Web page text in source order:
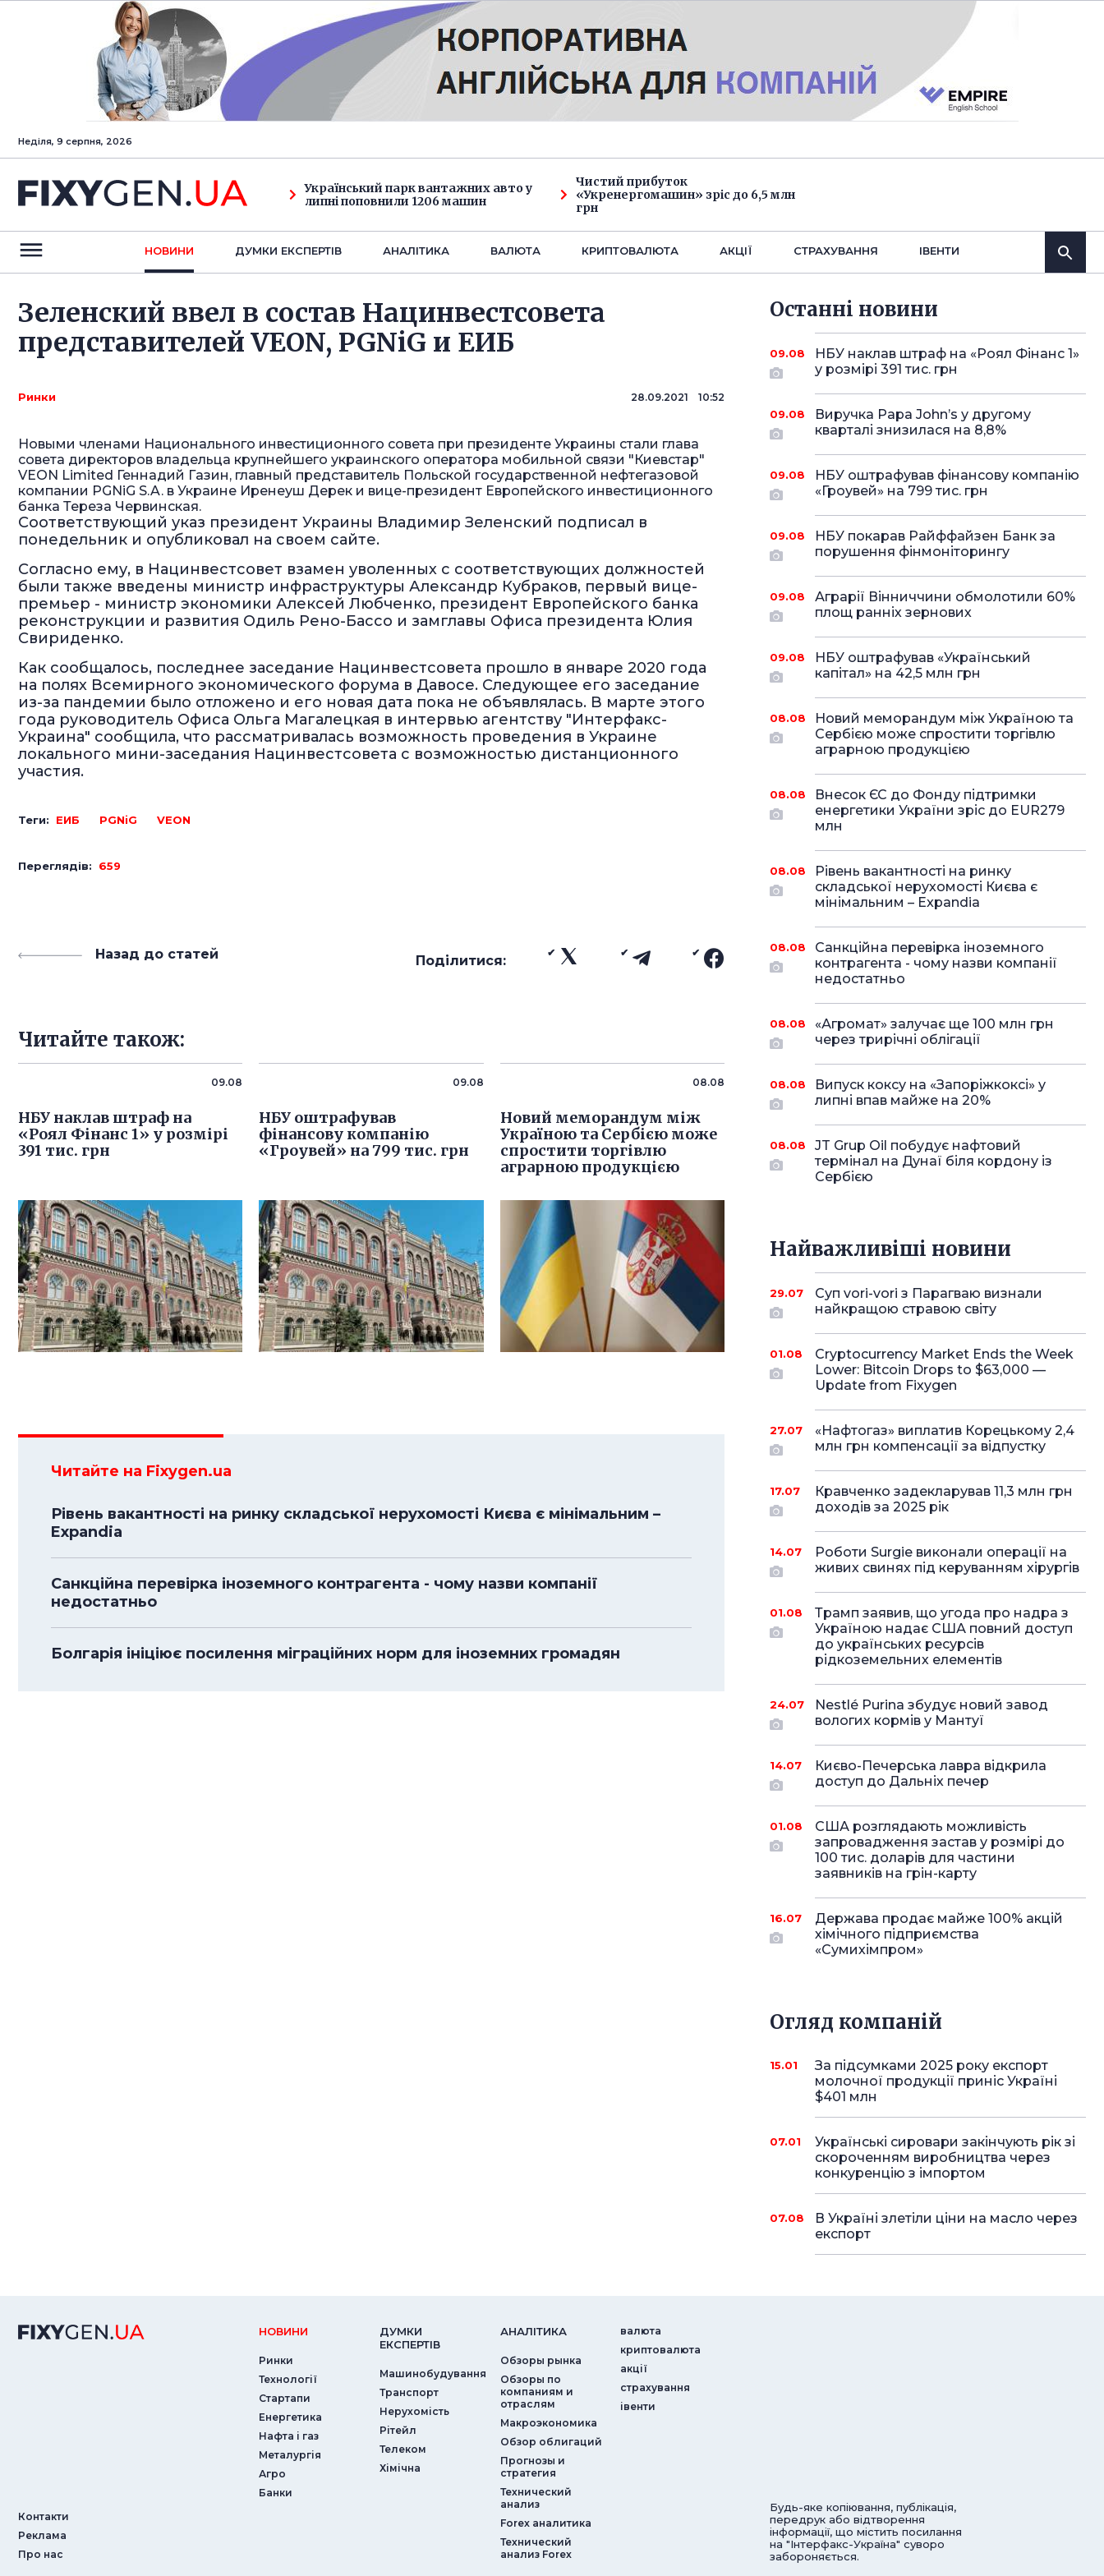
Неділя, 9 серпня, 2026
Український парк вантажних авто у
липні поповнили 1206 машин
Чистий прибуток
«Укренергомашин» зріс до 6,5 млн
грн
НОВИНИ ДУМКИ ЕКСПЕРТIВ АНАЛIТИКА ВАЛЮТА КРИПТОВАЛЮТА АКЦІЇ СТРАХУВАННЯ IВЕНТИ
Зеленский ввел в состав Нацинвестсовета
представителей VEON, PGNiG и ЕИБ
Ринки 28.09.2021 10:52
Новыми членами Национального инвестиционного совета при президенте Украины стали глава
совета директоров владельца крупнейшего украинского оператора мобильной связи "Киевстар"
VEON Limited Геннадий Газин, главный представитель Польской государственной нефтегазовой
компании PGNiG S.A. в Украине Иренеуш Дерек и вице-президент Европейского инвестиционного
банка Тереза Червинская.
Соответствующий указ президент Украины Владимир Зеленский подписал в
понедельник и опубликовал на своем сайте.
Согласно ему, в Нацинвестсовет взамен уволенных с соответствующих должностей
были также введены министр инфраструктуры Александр Кубраков, первый вице-
премьер - министр экономики Алексей Любченко, президент Европейского банка
реконструкции и развития Одиль Рено-Бассо и замглавы Офиса президента Юлия
Свириденко.
Как сообщалось, последнее заседание Нацинвестсовета прошло в январе 2020 года
на полях Всемирного экономического форума в Давосе. Следующее его заседание
из-за пандемии было отложено и его новая дата пока не объявлялась. В марте этого
года руководитель Офиса Ольга Магалецкая в интервью агентству "Интерфакс-
Украина" сообщила, что рассматривалась возможность проведения в Украине
локального мини-заседания Нацинвестсовета с возможностью дистанционного
участия.
Теги: ЕИБ PGNiG VEON
Переглядів: 659
Назад до статей Поділитися:
Читайте також:
09.08
НБУ наклав штраф на
«Роял Фінанс 1» у розмірі
391 тис. грн
09.08
НБУ оштрафував
фінансову компанію
«Гроувей» на 799 тис. грн
08.08
Новий меморандум між
Україною та Сербією може
спростити торгівлю
аграрною продукцією
Читайте на Fixygen.ua
Рівень вакантності на ринку складської нерухомості Києва є мінімальним –
Expandia
Санкційна перевірка іноземного контрагента - чому назви компанії
недостатньо
Болгарія ініціює посилення міграційних норм для іноземних громадян
Останнi новини
09.08
НБУ наклав штраф на «Роял Фінанс 1»
у розмірі 391 тис. грн
09.08
Виручка Papa John’s у другому
кварталі знизилася на 8,8%
09.08
НБУ оштрафував фінансову компанію
«Гроувей» на 799 тис. грн
09.08
НБУ покарав Райффайзен Банк за
порушення фінмоніторингу
09.08
Аграрії Вінниччини обмолотили 60%
площ ранніх зернових
09.08
НБУ оштрафував «Український
капітал» на 42,5 млн грн
08.08
Новий меморандум між Україною та
Сербією може спростити торгівлю
аграрною продукцією
08.08
Внесок ЄС до Фонду підтримки
енергетики України зріс до EUR279
млн
08.08
Рівень вакантності на ринку
складської нерухомості Києва є
мінімальним – Expandia
08.08
Санкційна перевірка іноземного
контрагента - чому назви компанії
недостатньо
08.08
«Агромат» залучає ще 100 млн грн
через трирічні облігації
08.08
Випуск коксу на «Запоріжкоксі» у
липні впав майже на 20%
08.08
JT Grup Oil побудує нафтовий
термінал на Дунаї біля кордону із
Сербією
Найважливіші новини
29.07
Суп vori-vori з Парагваю визнали
найкращою стравою світу
01.08
Cryptocurrency Market Ends the Week
Lower: Bitcoin Drops to $63,000 —
Update from Fixygen
27.07
«Нафтогаз» виплатив Корецькому 2,4
млн грн компенсації за відпустку
17.07
Кравченко задекларував 11,3 млн грн
доходів за 2025 рік
14.07
Роботи Surgie виконали операції на
живих свинях під керуванням хірургів
01.08
Трамп заявив, що угода про надра з
Україною надає США повний доступ
до українських ресурсів
рідкоземельних елементів
24.07
Nestlé Purina збудує новий завод
вологих кормів у Мантуї
14.07
Києво-Печерська лавра відкрила
доступ до Дальніх печер
01.08
США розглядають можливість
запровадження застав у розмірі до
100 тис. доларів для частини
заявників на грін-карту
16.07
Держава продає майже 100% акцій
хімічного підприємства
«Сумихімпром»
Огляд компаній
15.01
За підсумками 2025 року експорт
молочної продукції приніс Україні
$401 млн
07.01
Українські сировари закінчують рік зі
скороченням виробництва через
конкуренцію з імпортом
07.08
В Україні злетіли ціни на масло через
експорт
Контакти
Реклама
Про нас
НОВИНИ
Ринки
Технології
Стартапи
Енергетика
Нафта і газ
Металургія
Агро
Банки
ДУМКИ
ЕКСПЕРТIВ
Машинобудування
Транспорт
Нерухомість
Рітейл
Телеком
Хімічна
АНАЛIТИКА
Обзоры рынка
Обзоры по
компаниям и
отраслям
Макроэкономика
Обзор облигаций
Прогнозы и
стратегия
Технический
анализ
Forex аналитика
Технический
анализ Forex
валюта
криптовалюта
акції
страхування
iвенти
Будь-яке копіювання, публікація,
передрук або відтворення
інформації, що містить посилання
на "Інтерфакс-Україна" суворо
забороняється.